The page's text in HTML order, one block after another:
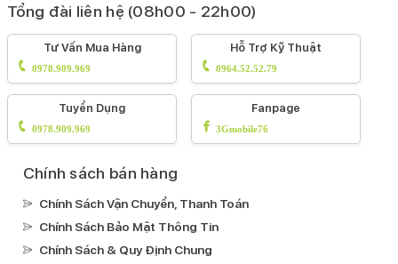
Tổng đài liên hệ (08h00 - 22h00)
Tư Vấn Mua Hàng
0978.909.969
Hỗ Trợ Kỹ Thuật
0964.52.52.79
Tuyển Dụng
0978.909.969
Fanpage
3Gmobile76
Chính sách bán hàng
Chính Sách Vận Chuyển, Thanh Toán
Chính Sách Bảo Mật Thông Tin
Chính Sách & Quy Định Chung